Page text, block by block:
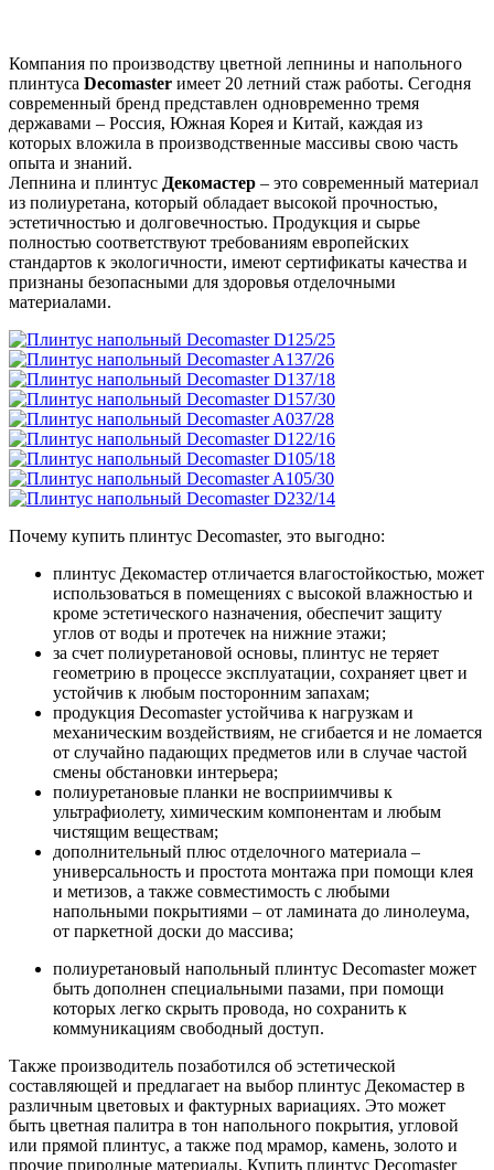
Компания по производству цветной лепнины и напольного
плинтуса Decomaster имеет 20 летний стаж работы. Сегодня
современный бренд представлен одновременно тремя
державами – Россия, Южная Корея и Китай, каждая из
которых вложила в производственные массивы свою часть
опыта и знаний.
Лепнина и плинтус Декомастер – это современный материал
из полиуретана, который обладает высокой прочностью,
эстетичностью и долговечностью. Продукция и сырье
полностью соответствуют требованиям европейских
стандартов к экологичности, имеют сертификаты качества и
признаны безопасными для здоровья отделочными
материалами.
Почему купить плинтус Decomaster, это выгодно:
плинтус Декомастер отличается влагостойкостью, может
использоваться в помещениях с высокой влажностью и
кроме эстетического назначения, обеспечит защиту
углов от воды и протечек на нижние этажи;
за счет полиуретановой основы, плинтус не теряет
геометрию в процессе эксплуатации, сохраняет цвет и
устойчив к любым посторонним запахам;
продукция Decomaster устойчива к нагрузкам и
механическим воздействиям, не сгибается и не ломается
от случайно падающих предметов или в случае частой
смены обстановки интерьера;
полиуретановые планки не восприимчивы к
ультрафиолету, химическим компонентам и любым
чистящим веществам;
дополнительный плюс отделочного материала –
универсальность и простота монтажа при помощи клея
и метизов, а также совместимость с любыми
напольными покрытиями – от ламината до линолеума,
от паркетной доски до массива;
полиуретановый напольный плинтус Decomaster может
быть дополнен специальными пазами, при помощи
которых легко скрыть провода, но сохранить к
коммуникациям свободный доступ.
Также производитель позаботился об эстетической
составляющей и предлагает на выбор плинтус Декомастер в
различным цветовых и фактурных вариациях. Это может
быть цветная палитра в тон напольного покрытия, угловой
или прямой плинтус, а также под мрамор, камень, золото и
прочие природные материалы. Купить плинтус Decomaster